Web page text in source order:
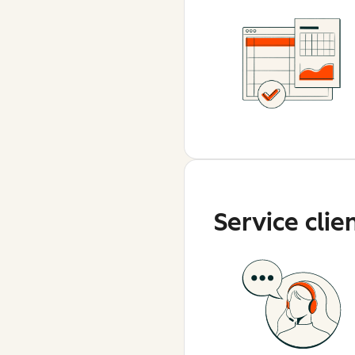
Service